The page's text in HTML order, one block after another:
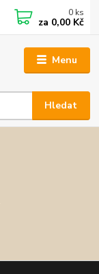
Menu
Hledat
0 ks
za 0,00 Kč